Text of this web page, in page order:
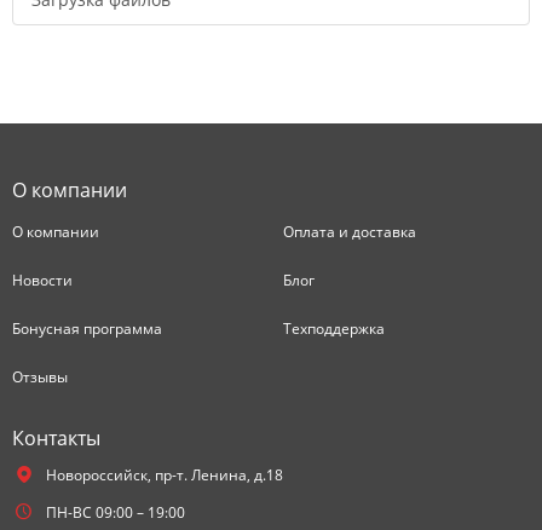
О компании
О компании Оплата и доставка
Новости Блог
Бонусная программа Техподдержка
Отзывы
Контакты
Новороссийск, пр-т. Ленина, д.18
ПН-ВС 09:00 – 19:00